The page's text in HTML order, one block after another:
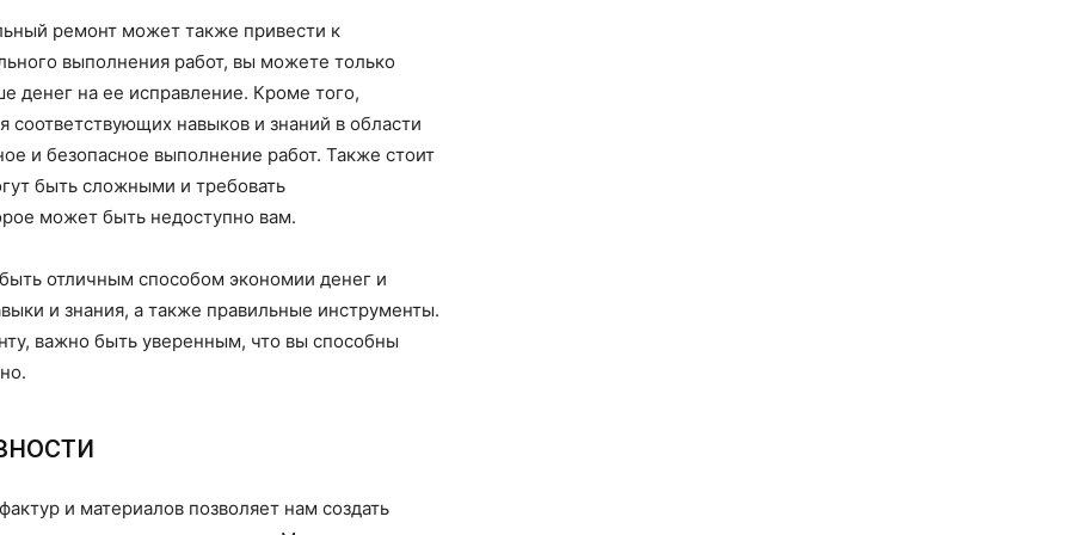
ремонт может также привести к
выполнения работ, вы можете только
денег на ее исправление. Кроме того,
навыков и знаний в области
и безопасное выполнение работ. Также стоит
быть сложными и требовать
может быть недоступно вам.
отличным способом экономии денег и
и знания, а также правильные инструменты.
важно быть уверенным, что вы способны
и материалов позволяет нам создать